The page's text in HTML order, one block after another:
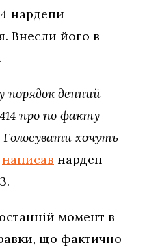
нардепи
Внесли його в
порядок денний
про по факту
хочуть
написав нардеп
момент в
що фактично